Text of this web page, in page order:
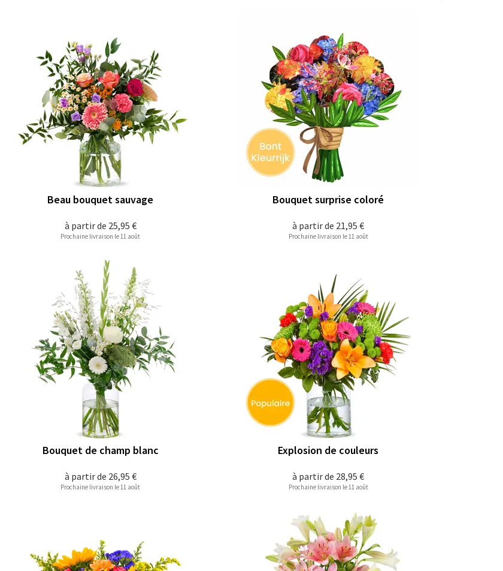
à partir de 25,95 €
Beau bouquet sauvage
Prochaine livraison le 11 août
à partir de 21,95 €
Bouquet surprise coloré
Prochaine livraison le 11 août
à partir de 26,95 €
Bouquet de champ blanc
Prochaine livraison le 11 août
à partir de 28,95 €
Explosion de couleurs
Prochaine livraison le 11 août